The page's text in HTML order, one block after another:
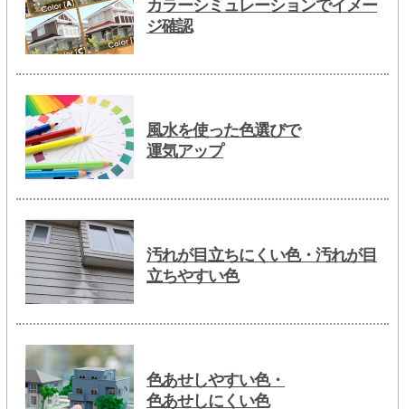
カラーシミュレーションでイメー
ジ確認
風水を使った色選びで
運気アップ
汚れが目立ちにくい色・汚れが目
立ちやすい色
色あせしやすい色・
色あせしにくい色